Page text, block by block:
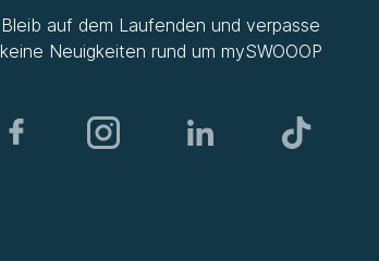
Bleib auf dem Laufenden und verpasse
keine Neuigkeiten rund um mySWOOOP